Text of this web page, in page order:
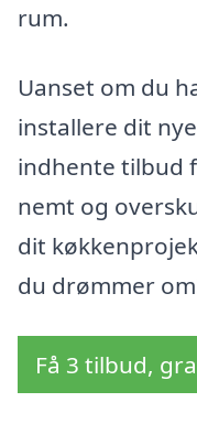
rum.
Uanset om du
installere dit
indhente tilbud
nemt og
dit
du drømmer
Få 3 tilbud,